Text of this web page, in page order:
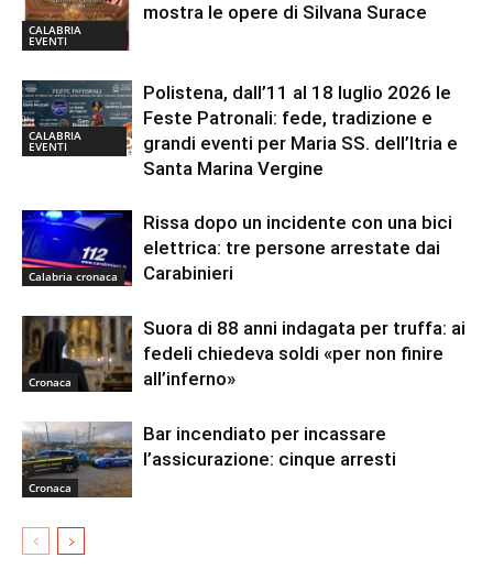
CALABRIA
EVENTI
mostra le opere di Silvana Surace
CALABRIA
EVENTI
Polistena, dall’11 al 18 luglio 2026 le
Feste Patronali: fede, tradizione e
grandi eventi per Maria SS. dell’Itria e
Santa Marina Vergine
Calabria cronaca
Rissa dopo un incidente con una bici
elettrica: tre persone arrestate dai
Carabinieri
Cronaca
Suora di 88 anni indagata per truffa: ai
fedeli chiedeva soldi «per non finire
all’inferno»
Cronaca
Bar incendiato per incassare
l’assicurazione: cinque arresti